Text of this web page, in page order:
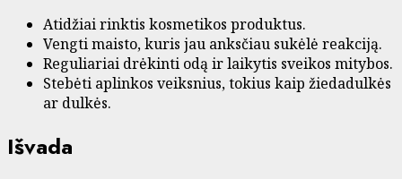
Atidžiai rinktis kosmetikos produktus.
Vengti maisto, kuris jau anksčiau sukėlė reakciją.
Reguliariai drėkinti odą ir laikytis sveikos mitybos.
Stebėti aplinkos veiksnius, tokius kaip žiedadulkės
ar dulkės.
Išvada